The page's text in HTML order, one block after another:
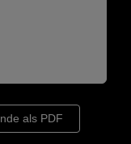
als PDF